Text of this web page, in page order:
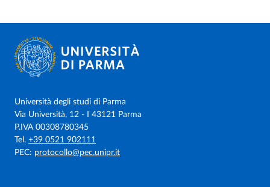
Università degli studi di Parma
Via Università, 12 - I 43121 Parma
P.IVA 00308780345
Tel. +39 0521 902111
PEC: protocollo@pec.unipr.it